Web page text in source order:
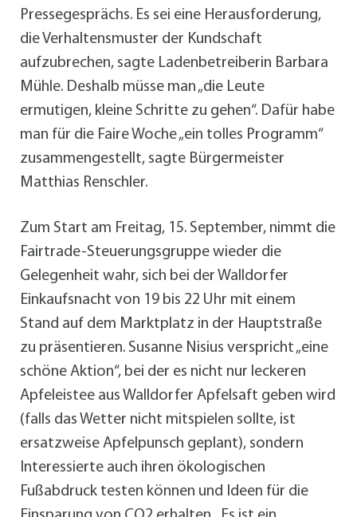
Pressegesprächs. Es sei eine Herausforderung,
die Verhaltensmuster der Kundschaft
aufzubrechen, sagte Ladenbetreiberin Barbara
Mühle. Deshalb müsse man „die Leute
ermutigen, kleine Schritte zu gehen“. Dafür habe
man für die Faire Woche „ein tolles Programm“
zusammengestellt, sagte Bürgermeister
Matthias Renschler.
Zum Start am Freitag, 15. September, nimmt die
Fairtrade-Steuerungsgruppe wieder die
Gelegenheit wahr, sich bei der Walldorfer
Einkaufsnacht von 19 bis 22 Uhr mit einem
Stand auf dem Marktplatz in der Hauptstraße
zu präsentieren. Susanne Nisius verspricht „eine
schöne Aktion“, bei der es nicht nur leckeren
Apfeleistee aus Walldorfer Apfelsaft geben wird
(falls das Wetter nicht mitspielen sollte, ist
ersatzweise Apfelpunsch geplant), sondern
Interessierte auch ihren ökologischen
Fußabdruck testen können und Ideen für die